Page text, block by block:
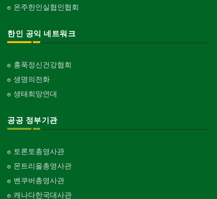
온주한인실협인협회
한인 공익 네트워크
홍푹정신건강협회
생명의전화
생태희망연대
공공 정부기관
토론토총영사관
몬트리올총영사관
벤쿠버총영사관
캐나다한국대사관